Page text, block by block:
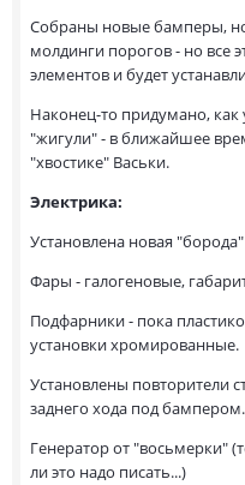
Собраны новые бамперы,
молдинги порогов - но все
элементов и будет
Наконец-то придумано,
"жигули" - в ближайшее
"хвостике" Васьки.
Электрика:
Установлена новая "борода"
Фары - галогеновые,
Подфарники - пока
установки хромированные.
Установлены повторители
заднего хода под бампером.
Генератор от "восьмерки"
ли это надо писать...)